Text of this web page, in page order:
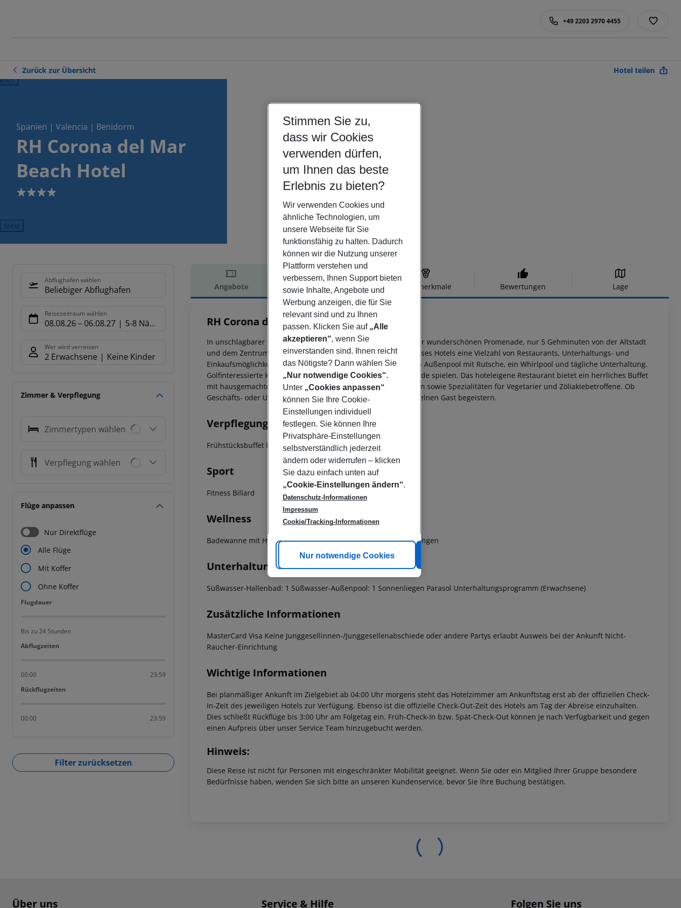
+49 2203 2970 4455
Zurück zur Übersicht Hotel teilen
Spanien | Valencia | Benidorm
RH Corona del Mar
Beach Hotel
4
Next
Abflughafen wählen
Beliebiger Abflughafen
Reisezeitraum wählen
08.08.26– 06.08.27 5-8 Nächte
Wer wird verreisen
2 Erwachsene Keine Kinder
Zimmer & Verpflegung
Zimmertypen wählen
Verpflegung wählen
Flüge anpassen
Nur Direktflüge
Alle Flüge
Mit Koffer
Ohne Koffer
Flugdauer
Flugdauer
Bis zu 24 Stunden
Abflugzeiten
Abflugzeiten
00:00 23:59
Rückflugzeiten
Rückflugzeiten
00:00 23:59
Filter zurücksetzen
Angebote Hotelbeschreibung Hotelmerkmale Bewertungen Lage
Hotelbeschreibung
RH Corona del Mar Beach Hotel
4
In unschlagbarer Lage direkt am Strand von Poniente mit seiner wunderschönen Promenade, nur 5 Gehminuten von der Altstadt
und dem Zentrum von Benidorm entfernt, finden die Gäste dieses Hotels eine Vielzahl von Restaurants, Unterhaltungs- und
Einkaufsmöglichkeiten. Zu den Hoteleinrichtungen gehören ein Außenpool mit Rutsche, ein Whirlpool und tägliche Unterhaltung.
Golfinteressierte können nur 3 km vom Hotel entfernt eine Runde spielen. Das hoteleigene Restaurant bietet ein herrliches Buffet
mit hausgemachten, mediterranen und internationalen Speisen sowie Spezialitäten für Vegetarier und Zöliakiebetroffene. Ob
Geschäfts- oder Urlaubsreisende, dieses Hotel wird jeden einzelnen Gast begeistern.
Verpflegung
Frühstücksbuffet Mittagsbuffet Abendbuffet Diätküche
Sport
Fitness Billard
Wellness
Badewanne mit Hydromassage Sauna Massagen Spa-Anwendungen
Unterhaltung
Süßwasser-Hallenbad: 1 Süßwasser-Außenpool: 1 Sonnenliegen Parasol Unterhaltungsprogramm (Erwachsene)
Zusätzliche Informationen
MasterCard Visa Keine Junggesellinnen-/Junggesellenabschiede oder andere Partys erlaubt Ausweis bei der Ankunft Nicht-
Raucher-Einrichtung
Wichtige Informationen
Bei planmäßiger Ankunft im Zielgebiet ab 04:00 Uhr morgens steht das Hotelzimmer am Ankunftstag erst ab der offiziellen Check-
In-Zeit des jeweiligen Hotels zur Verfügung. Ebenso ist die offizielle Check-Out-Zeit des Hotels am Tag der Abreise einzuhalten.
Dies schließt Rückflüge bis 3:00 Uhr am Folgetag ein. Früh-Check-In bzw. Spät-Check-Out können je nach Verfügbarkeit und gegen
einen Aufpreis über unser Service Team hinzugebucht werden.
Hinweis:
Diese Reise ist nicht für Personen mit eingeschränkter Mobilität geeignet. Wenn Sie oder ein Mitglied Ihrer Gruppe besondere
Bedürfnisse haben, wenden Sie sich bitte an unseren Kundenservice, bevor Sie Ihre Buchung bestätigen.
Footer navigation
Über uns Service & Hilfe Folgen Sie uns
Stimmen Sie zu,
dass wir Cookies
verwenden dürfen,
um Ihnen das beste
Erlebnis zu bieten?
Wir verwenden Cookies und
ähnliche Technologien, um
unsere Webseite für Sie
funktionsfähig zu halten. Dadurch
können wir die Nutzung unserer
Plattform verstehen und
verbessern, Ihnen Support bieten
sowie Inhalte, Angebote und
Werbung anzeigen, die für Sie
relevant sind und zu Ihnen
passen. Klicken Sie auf „Alle
akzeptieren“, wenn Sie
einverstanden sind. Ihnen reicht
das Nötigste? Dann wählen Sie
„Nur notwendige Cookies“.
Unter „Cookies anpassen“
können Sie Ihre Cookie-
Einstellungen individuell
festlegen. Sie können Ihre
Privatsphäre-Einstellungen
selbstverständlich jederzeit
ändern oder widerrufen – klicken
Sie dazu einfach unten auf
„Cookie-Einstellungen ändern“.
Datenschutz-Informationen
Impressum
Cookie/Tracking-Informationen
Cookie anpassen
Nur notwendige Cookies